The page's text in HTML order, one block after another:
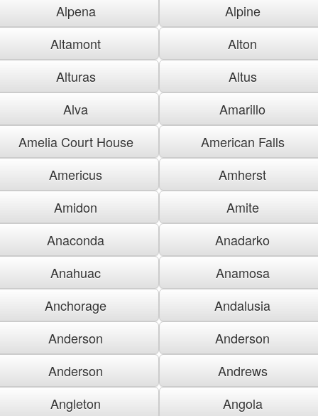
Alpena
Alpine
Altamont
Alton
Alturas
Altus
Alva
Amarillo
Amelia Court House
American Falls
Americus
Amherst
Amidon
Amite
Anaconda
Anadarko
Anahuac
Anamosa
Anchorage
Andalusia
Anderson
Anderson
Anderson
Andrews
Angleton
Angola